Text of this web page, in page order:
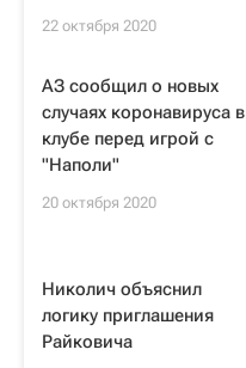
22 октября 2020
АЗ сообщил о новых
случаях коронавируса в
клубе перед игрой с
"Наполи"
20 октября 2020
Николич объяснил
логику приглашения
Райковича